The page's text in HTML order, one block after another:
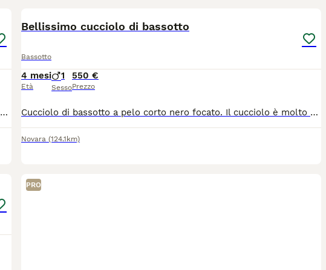
Disponibile alla prenotazione ultimo cucciolo, maschietto fulvo, cucciolata di 4 cuccioli, genitori testati e con deposito DNA, madre e padre entrambi nani, saranno pronti per le nuove famiglie a 90 giorni, intorno alla fine di ottobre, con microchip vaccini sverminazioni pedigree ENCI puppy kit, i piccoli crescono in ambiente familiare, ci troviamo sul confine tosco emiliano ma possiamo raggiungere tutta Italia personalmente, per qualsiasi info solo su contatto telefonico o whatsapp
Bellissimo cucciolo di bassotto
Bassotto
4 mesi
Età
1
Sesso
550 €
Prezzo
Cucciolo di bassotto a pelo corto nero focato. Il cucciolo è molto educato, abituato al guinzaglio e alla traversina. - completo ciclo di vaccini - microchip - sverminazioni - libretto sanitario
Novara (124.1km)
PRO